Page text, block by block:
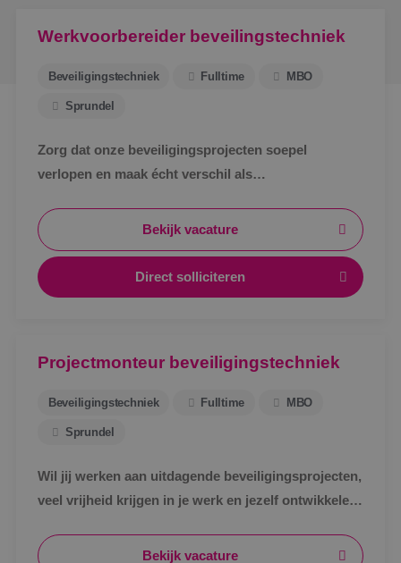
Werkvoorbereider beveilingstechniek
Beveiligingstechniek Fulltime MBO
Sprundel
Zorg dat onze beveiligingsprojecten soepel
verlopen en maak écht verschil als
Bekijk vacature
Direct solliciteren
Projectmonteur beveiligingstechniek
Beveiligingstechniek Fulltime MBO
Sprundel
Wil jij werken aan uitdagende beveiligingsprojecten,
veel vrijheid krijgen in je werk en jezelf ontwikkelen
Bekijk vacature